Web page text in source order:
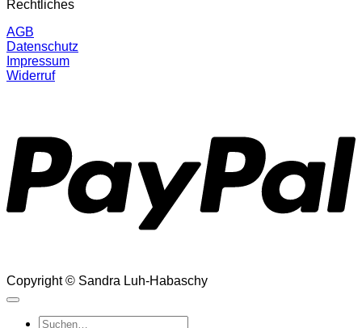
Rechtliches
AGB
Datenschutz
Impressum
Widerruf
Copyright © Sandra Luh-Habaschy
Suchen